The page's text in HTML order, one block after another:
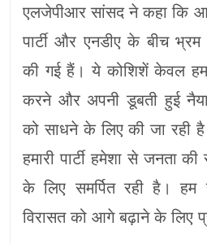
एलजेपीआर सांसद ने कहा कि
पार्टी और एनडीए के बीच
की गई हैं। ये कोशिशें केवल
करने और अपनी डूबती हुई नैया
को साधने के लिए की जा रही
हमारी पार्टी हमेशा से जनता
के लिए समर्पित रही है। हम
विरासत को आगे बढ़ाने के लिए